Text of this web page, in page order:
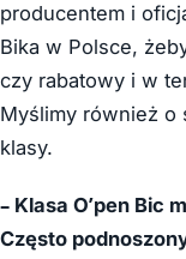
producentem i
Bika w Polsce,
czy rabatowy i w
Myślimy również o
klasy.
– Klasa O’pen Bic
Często